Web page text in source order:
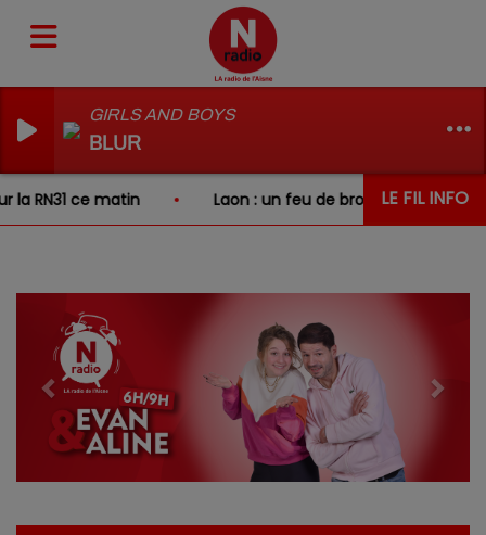
GIRLS AND BOYS
BLUR
LE FIL INFO
ce matin Laon : un feu de broussailles se